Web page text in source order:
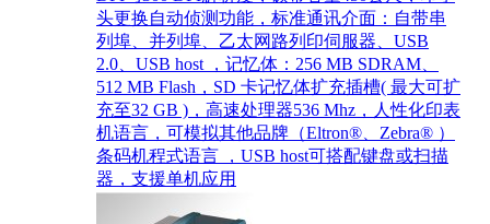
头更换自动侦测功能，标准通讯介面：自带串
列埠、并列埠、乙太网路列印伺服器、USB
2.0、USB host ，记忆体：256 MB SDRAM、
512 MB Flash，SD 卡记忆体扩充插槽( 最大可扩
充至32 GB )，高速处理器536 Mhz，人性化印表
机语言，可模拟其他品牌（Eltron®、Zebra® ）
条码机程式语言 ，USB host可搭配键盘或扫描
器，支援单机应用